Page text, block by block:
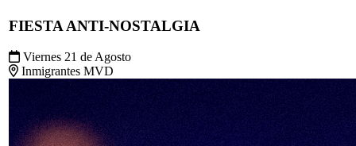
ONYX | 21 de Agosto